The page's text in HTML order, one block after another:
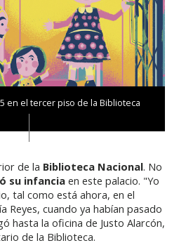
en el tercer piso de la Biblioteca
de la Biblioteca Nacional. No
su infancia en este palacio. "Yo
tal como está ahora, en el
Reyes, cuando ya habían pasado
hasta la oficina de Justo Alarcón,
de la Biblioteca.